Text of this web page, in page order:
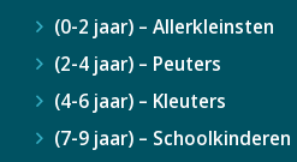
(0-2 jaar) – Allerkleinsten
(2-4 jaar) – Peuters
(4-6 jaar) – Kleuters
(7-9 jaar) – Schoolkinderen